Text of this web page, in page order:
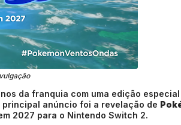
da franquia com uma edição especial
principal anúncio foi a revelação de
2027 para o Nintendo Switch 2.